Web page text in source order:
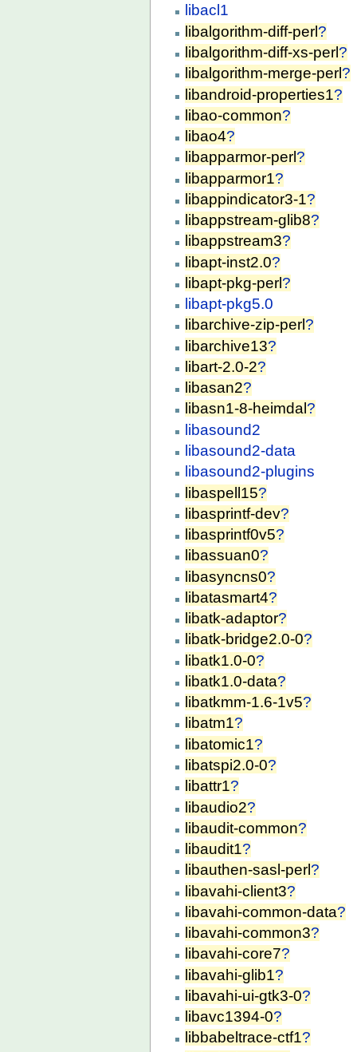
libacl1
libalgorithm-diff-perl?
libalgorithm-diff-xs-perl ?
libalgorithm-merge-perl ?
libandroid-properties1?
libao-common?
libao4?
libapparmor-perl ?
libapparmor1?
libappindicator3-1?
libappstream-glib8?
libappstream3?
libapt-inst2.0?
libapt-pkg-perl ?
libapt-pkg5.0
libarchive-zip-perl ?
libarchive13?
libart-2.0-2?
libasan2?
libasn1-8-heimdal ?
libasound2
libasound2-data
libasound2-plugins
libaspell15?
libasprintf-dev?
libasprintf0v5?
libassuan0?
libasyncns0?
libatasmart4?
libatk-adaptor?
libatk-bridge2.0-0?
libatk1.0-0?
libatk1.0-data?
libatkmm-1.6-1v5?
libatm1?
libatomic1?
libatspi2.0-0?
libattr1?
libaudio2?
libaudit-common?
libaudit1?
libauthen-sasl-perl ?
libavahi-client3?
libavahi-common-data?
libavahi-common3?
libavahi-core7?
libavahi-glib1?
libavahi-ui-gtk3-0?
libavc1394-0?
libbabeltrace-ctf1?